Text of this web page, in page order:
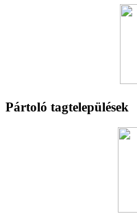
Pártoló tagtelepülések